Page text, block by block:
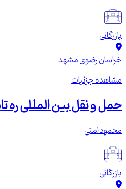
بازرگانی
خراسان رضویمشهد
مشاهده جزئیات
حمل و نقل بین المللی
محمود امتی
بازرگانی